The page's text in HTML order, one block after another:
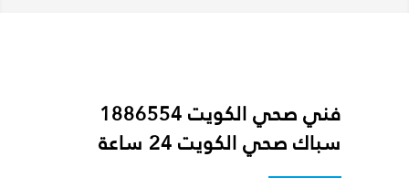
فني صحي الكويت 1886554
سباك صحي الكويت 24 ساعة